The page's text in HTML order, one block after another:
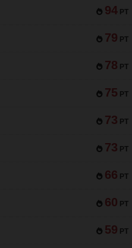
94 PT
79 PT
78 PT
75 PT
73 PT
73 PT
66 PT
60 PT
59 PT